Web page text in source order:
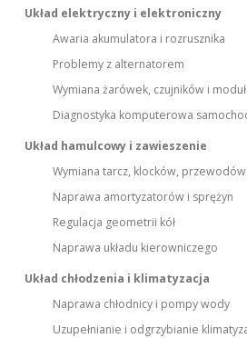
Układ elektryczny i elektroniczny
Awaria akumulatora i rozrusznika
Problemy z alternatorem
Wymiana żarówek, czujników i
Diagnostyka komputerowa
Układ hamulcowy i zawieszenie
Wymiana tarcz, klocków,
Naprawa amortyzatorów i sprężyn
Regulacja geometrii kół
Naprawa układu kierowniczego
Układ chłodzenia i klimatyzacja
Naprawa chłodnicy i pompy wody
Uzupełnianie i odgrzybianie